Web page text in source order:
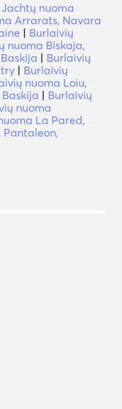
Jachtų nuoma
Arrarats, Navara
| Burlaivių
nuoma Biskaja,
| Burlaivių
| Burlaivių
nuoma Loiu,
| Burlaivių
nuoma
La Pared,
Pantaleon,